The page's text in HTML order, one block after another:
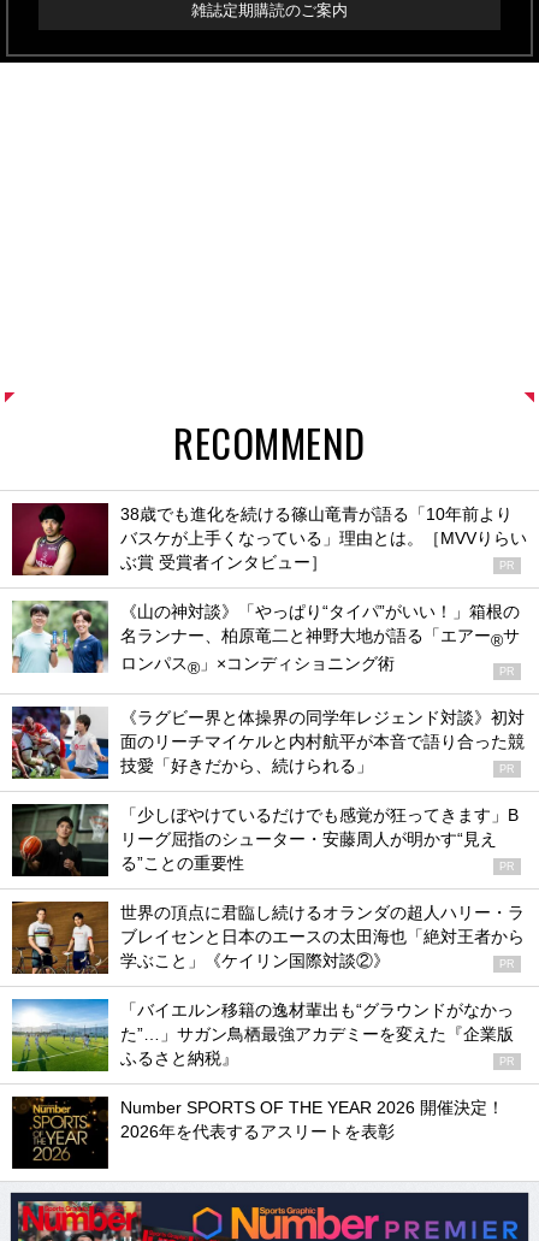
雑誌定期購読のご案内
RECOMMEND
38歳でも進化を続ける篠山竜青が語る「10年前より
バスケが上手くなっている」理由とは。［MVVりらい
ぶ賞 受賞者インタビュー］
PR
《山の神対談》「やっぱり“タイパ”がいい！」箱根の
名ランナー、柏原竜二と神野大地が語る「エアー®サ
ロンパス® 」×コンディショニング術 PR
《ラグビー界と体操界の同学年レジェンド対談》初対
面のリーチマイケルと内村航平が本音で語り合った競
技愛「好きだから、続けられる」
PR
「少しぼやけているだけでも感覚が狂ってきます」B
リーグ屈指のシューター・安藤周人が明かす“見え
る”ことの重要性
PR
世界の頂点に君臨し続けるオランダの超人ハリー・ラ
ブレイセンと日本のエースの太田海也「絶対王者から
学ぶこと」《ケイリン国際対談②》
PR
「バイエルン移籍の逸材輩出も“グラウンドがなかっ
た”…」サガン鳥栖最強アカデミーを変えた『企業版
ふるさと納税』
PR
Number SPORTS OF THE YEAR 2026 開催決定！
2026年を代表するアスリートを表彰